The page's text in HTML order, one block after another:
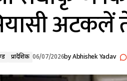
अटकलें
प्रादेशिक 06/07/2026byAbhishek Yadav